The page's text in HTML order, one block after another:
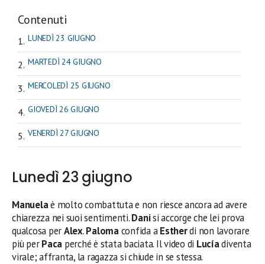
Contenuti
LUNEDÌ 23 GIUGNO
MARTEDÌ 24 GIUGNO
MERCOLEDÌ 25 GIUGNO
GIOVEDÌ 26 GIUGNO
VENERDÌ 27 GIUGNO
Lunedì 23 giugno
Manuelaè molto combattuta e non riesce ancora ad avere
chiarezza nei suoi sentimenti.Danisi accorge che lei prova
qualcosa perAlex.Palomaconfida aEstherdi non lavorare
più perPaca perché è stata baciata. Il video di Lucíadiventa
virale; affranta, la ragazza si chiude in se stessa.